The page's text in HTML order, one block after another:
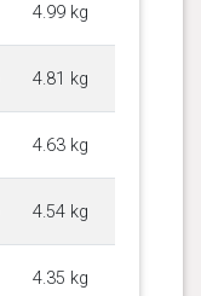
4.99 kg
4.81 kg
4.63 kg
4.54 kg
4.35 kg